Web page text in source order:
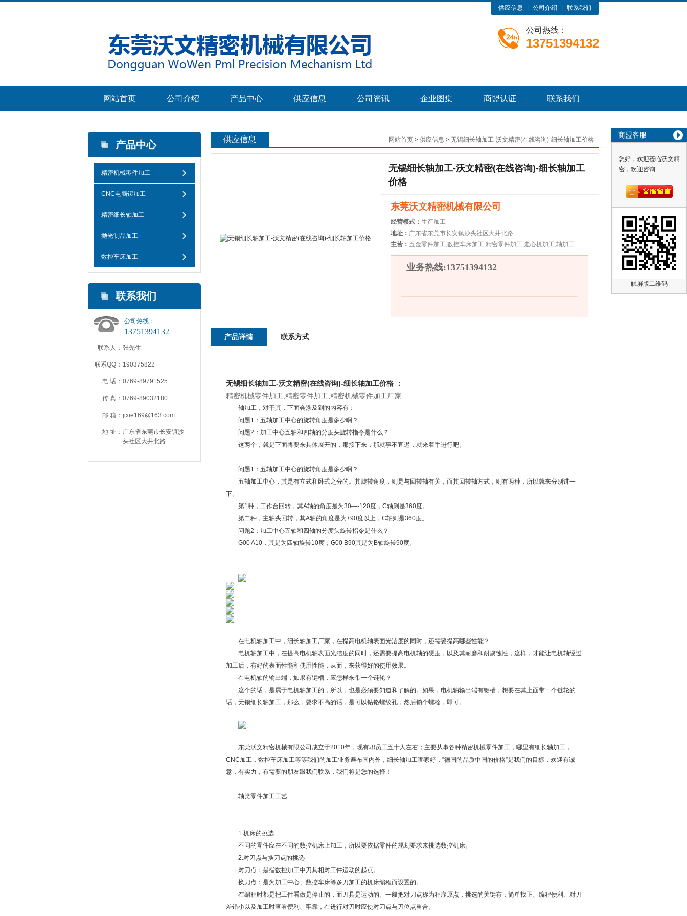
商盟客服
您好，欢迎莅临沃文精
密，欢迎咨询...
触屏版二维码
供应信息 公司介绍 联系我们
公司热线：
13751394132
网站首页 公司介绍 产品中心 供应信息 公司资讯 企业图集 商盟认证 联系我们
产品中心
精密机械零件加工
CNC电脑锣加工
精密细长轴加工
抛光制品加工
数控车床加工
联系我们
公司热线：
13751394132
联系人： 张先生
联系QQ： 190375822
电 话： 0769-89791525
传 真： 0769-89032180
邮 箱： jixie169@163.com
地 址： 广东省东莞市长安镇沙
头社区大井北路
网站首页 > 供应信息 > 无锡细长轴加工-沃文精密(在线咨询)-细长轴加工价格
供应信息
无锡细长轴加工-沃文精密(在线咨询)-细长轴加工
价格
东莞沃文精密机械有限公司
经营模式： 生产加工
地址： 广东省东莞市长安镇沙头社区大井北路
主营： 五金零件加工,数控车床加工,精密零件加工,走心机加工,轴加工
业务热线:13751394132
产品详情 联系方式
无锡细长轴加工-沃文精密(在线咨询)-细长轴加工价格 ：
精密机械零件加工 精密零件加工 精密机械零件加工厂家
轴加工，对于其，下面会涉及到的内容有：
问题1：五轴加工中心的旋转角度是多少啊？
问题2：加工中心五轴和四轴的分度头旋转指令是什么？
这两个，就是下面将要来具体展开的，那接下来，那就事不宜迟，就来着手进行吧。
问题1：五轴加工中心的旋转角度是多少啊？
五轴加工中心，其是有立式和卧式之分的。其旋转角度，则是与回转轴有关，而其回转轴方式，则有两种，所以就来分别讲一
下。
第1种，工作台回转，其A轴的角度是为30—-120度，C轴则是360度。
第二种，主轴头回转，其A轴的角度是为±90度以上，C轴则是360度。
问题2：加工中心五轴和四轴的分度头旋转指令是什么？
G00 A10，其是为四轴旋转10度；G00 B90其是为B轴旋转90度。
在电机轴加工中，细长轴加工厂家，在提高电机轴表面光洁度的同时，还需要提高哪些性能？
电机轴加工中，在提高电机轴表面光洁度的同时，还需要提高电机轴的硬度，以及其耐磨和耐腐蚀性，这样，才能让电机轴经过
加工后，有好的表面性能和使用性能，从而，来获得好的使用效果。
在电机轴的输出端，如果有键槽，应怎样来带一个链轮？
这个的话，是属于电机轴加工的，所以，也是必须要知道和了解的。如果，电机轴输出端有键槽，想要在其上面带一个链轮的
话，无锡细长轴加工，那么，要求不高的话，是可以钻铬螺纹孔，然后锁个螺栓，即可。
东莞沃文精密机械有限公司成立于2010年，现有职员工五十人左右；主要从事各种精密机械零件加工 ，哪里有细长轴加工，
CNC加工，数控车床加工等等我们的加工业务遍布国内外，细长轴加工哪家好，”德国的品质中国的价格”是我们的目标，欢迎有诚
意，有实力，有需要的朋友跟我们联系，我们将是您的选择！
轴类零件加工工艺
1.机床的挑选
不同的零件应在不同的数控机床上加工，所以要依据零件的规划要求来挑选数控机床。
2.对刀点与换刀点的挑选
对刀点：是指数控加工中刀具相对工件运动的起点。
换刀点：是为加工中心、数控车床等多刀加工的机床编程而设置的。
在编程时都是把工件看做是停止的，而刀具是运动的。一般把对刀点称为程序原点，挑选的关键有：简单找正、编程便利、对刀
差错小以及加工时查看便利、牢靠，在进行对刀时应使对刀点与刀位点重合。